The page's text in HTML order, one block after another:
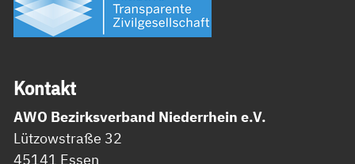
Kon­takt
AWO Bezirksverband Niederrhein e.V.
Lützowstraße 32
45141 Essen